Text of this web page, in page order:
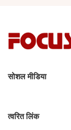
सोशल मीडिया
त्वरित लिंक